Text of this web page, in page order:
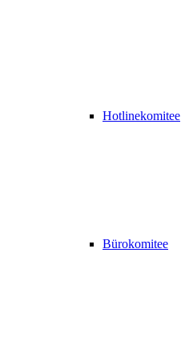
Hotlinekomitee
Bürokomitee